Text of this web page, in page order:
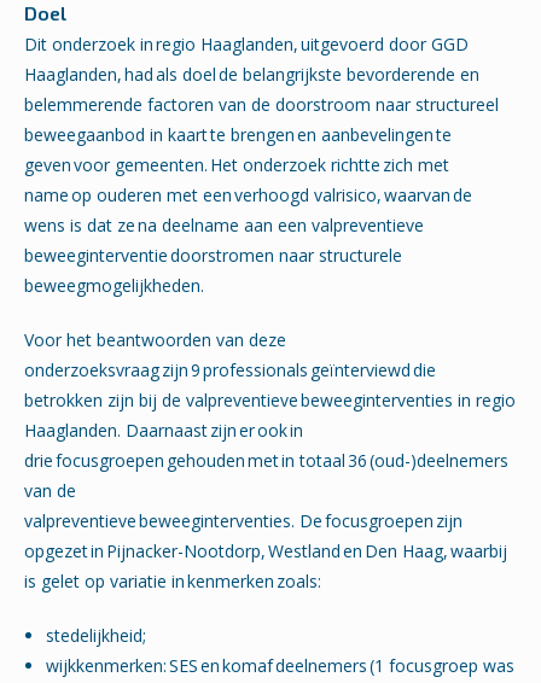
Doel
Dit onderzoek in regio Haaglanden, uitgevoerd door GGD
Haaglanden, had als doel de belangrijkste bevorderende en
belemmerende factoren van de doorstroom naar structureel
beweegaanbod in kaart te brengen en aanbevelingen te
geven voor gemeenten. Het onderzoek richtte zich met
name op ouderen met een verhoogd valrisico, waarvan de
wens is dat ze na deelname aan een valpreventieve
beweeginterventie doorstromen naar structurele
beweegmogelijkheden.
Voor het beantwoorden van deze
onderzoeksvraagzijn9 professionals geïnterviewddie
betrokken zijn bij de valpreventievebeweeginterventies in regio
Haaglanden. Daarnaastzijnerookin
driefocusgroepen gehoudenmetin totaal 36(oud-)deelnemers
van de
valpreventievebeweeginterventies. De focusgroepen zijn
opgezet in Pijnacker-Nootdorp, Westlanden Den Haag, waarbij
is gelet op variatie inkenmerken zoals:
stedelijkheid;
wijkkenmerken:SESenkomafdeelnemers(1 focusgroep was